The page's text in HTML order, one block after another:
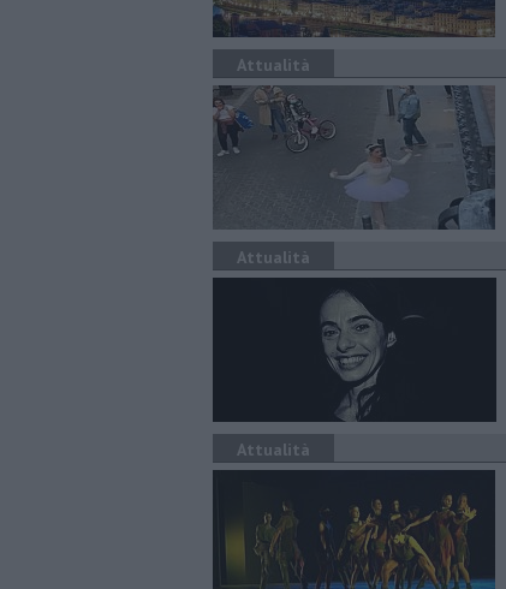
Attualità
Attualità
Attualità